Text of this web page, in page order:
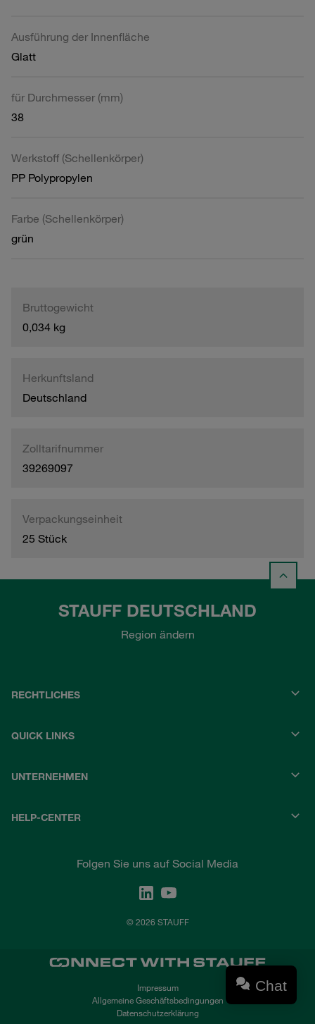
Ausführung der Innenfläche
Glatt
für Durchmesser (mm)
38
Werkstoff (Schellenkörper)
PP Polypropylen
Farbe (Schellenkörper)
grün
Bruttogewicht
0,034 kg
Herkunftsland
Deutschland
Zolltarifnummer
39269097
Verpackungseinheit
25 Stück
STAUFF DEUTSCHLAND
Region ändern
RECHTLICHES
QUICK LINKS
UNTERNEHMEN
HELP-CENTER
Folgen Sie uns auf Social Media
© 2026 STAUFF
Impressum
Allgemeine Geschäftsbedingungen
Datenschutzerklärung
Chat